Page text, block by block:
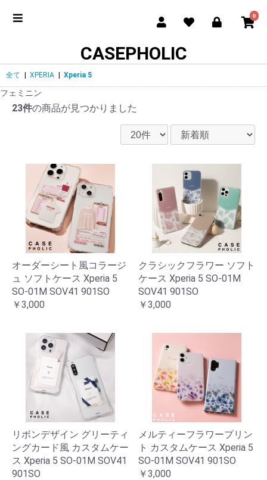
0
CASEPHOLIC
全て | XPERIA | Xperia 5
フェミニン
23件の商品が見つかりました
オーダーシート風コラージ
ュ ソフトケース Xperia 5
SO-01M SOV41 901SO
￥3,000
クラシックフラワー ソフト
ケース Xperia 5 SO-01M
SOV41 901SO
￥3,000
リボンデザイン グリーティ
ングカード風 カスタムケー
ス Xperia 5 SO-01M SOV41
901SO
メルティーフラワープリン
ト カスタムケース Xperia 5
SO-01M SOV41 901SO
￥3,000